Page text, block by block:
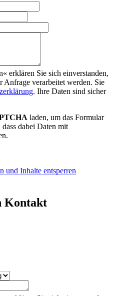
erklären Sie sich einverstanden,
Anfrage verarbeitet werden. Sie
. Ihre Daten sind sicher
laden, um das Formular
dabei Daten mit
und Inhalte entsperren
Kontakt